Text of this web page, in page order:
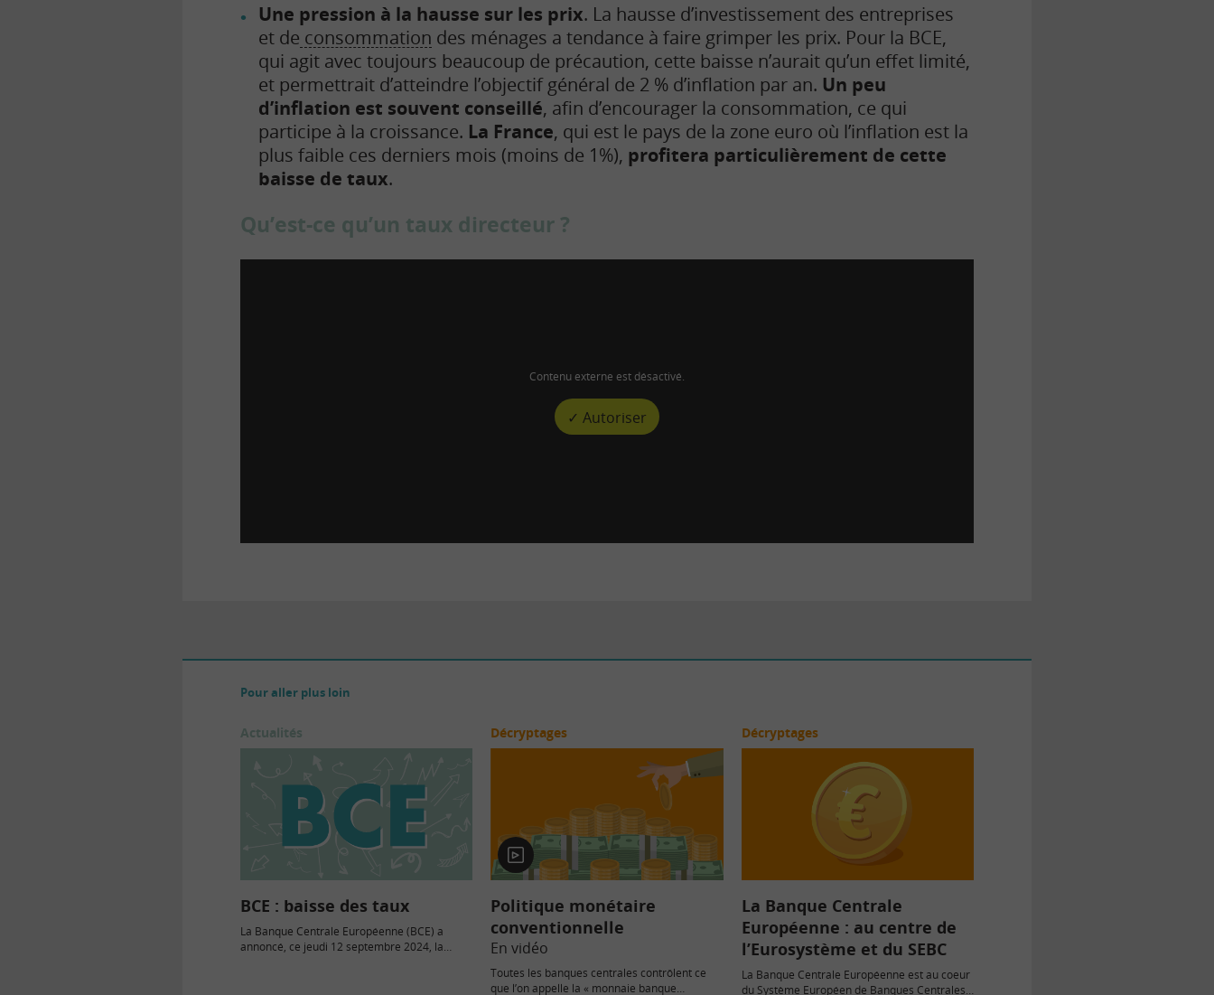
Une pression à la hausse sur les prix. La hausse d’investissement des entreprises
et de consommation des ménages a tendance à faire grimper les prix. Pour la BCE,
qui agit avec toujours beaucoup de précaution, cette baisse n’aurait qu’un effet limité,
et permettrait d’atteindre l’objectif général de 2 % d’inflation par an. Un peu
d’inflation est souvent conseillé, afin d’encourager la consommation, ce qui
participe à la croissance. La France, qui est le pays de la zone euro où l’inflation est la
plus faible ces derniers mois (moins de 1%), profitera particulièrement de cette
baisse de taux.
Qu’est-ce qu’un taux directeur ?
Contenu externe est désactivé.
✓ Autoriser
Pour aller plus loin
Actualités
BCE : baisse des taux
La Banque Centrale Européenne (BCE) a
annoncé, ce jeudi 12 septembre 2024, la
Décryptages
En
vidéo
Politique monétaire
conventionnelle
En vidéo
Toutes les banques centrales contrôlent ce
que l’on appelle la « monnaie banque
Décryptages
La Banque Centrale
Européenne : au centre de
l’Eurosystème et du SEBC
La Banque Centrale Européenne est au coeur
du Système Européen de Banques Centrales.